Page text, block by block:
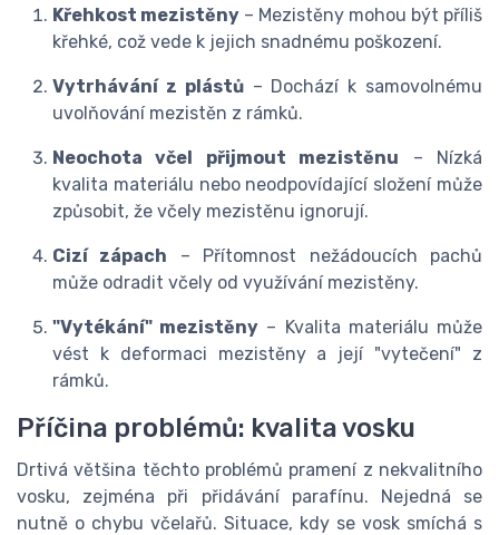
Křehkost mezistěny – Mezistěny mohou být příliš
křehké, což vede k jejich snadnému poškození.
Vytrhávání z plástů– Dochází k samovolnému
uvolňování mezistěn z rámků.
Neochota včel přijmout mezistěnu – Nízká
kvalita materiálu nebo neodpovídající složení může
způsobit, že včely mezistěnu ignorují.
Cizí zápach – Přítomnost nežádoucích pachů
může odradit včely od využívání mezistěny.
"Vytékání" mezistěny – Kvalita materiálu může
vést k deformaci mezistěny a její "vytečení" z
rámků.
Příčina problémů: kvalita vosku
Drtivá většina těchto problémů pramení z nekvalitního
vosku, zejména při přidávání parafínu. Nejedná se
nutně o chybu včelařů. Situace, kdy se vosk smíchá s